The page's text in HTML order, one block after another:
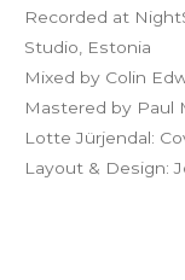
Recorded at
Studio, Estonia
Mixed by Colin
Mastered by Paul
Lotte Jürjendal:
Layout & Design: